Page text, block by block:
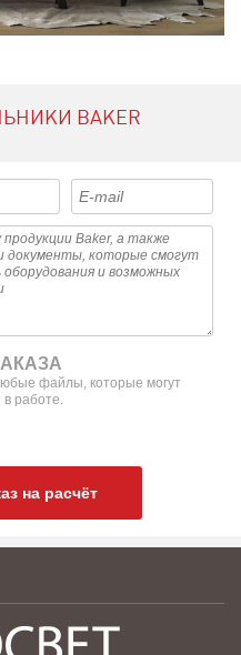
BAKER
файлы, которые могут
работе.
на расчёт